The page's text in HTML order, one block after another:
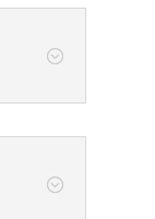
;
;